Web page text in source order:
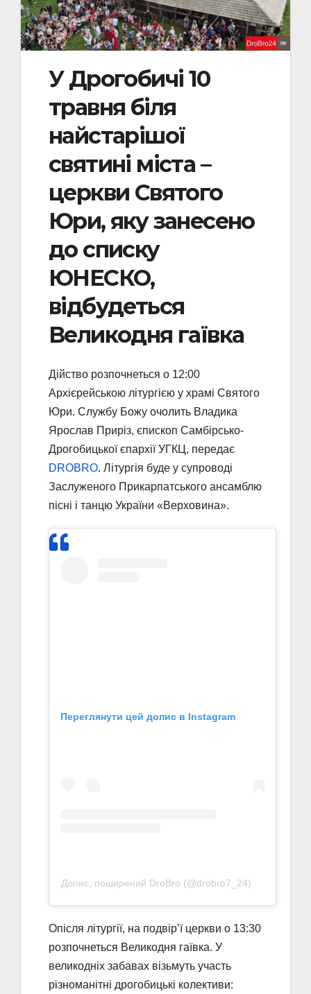
У Дрогобичі 10
травня біля
найстарішої
святині міста –
церкви Святого
Юри, яку занесено
до списку
ЮНЕСКО,
відбудеться
Великодня гаївка
Дійство розпочнеться о 12:00
Архієрейською літургією у храмі Святого
Юри. Службу Божу очолить Владика
Ярослав Приріз, єпископ Самбірсько-
Дрогобицької єпархії УГКЦ, передає
DROBRO. Літургія буде у супроводі
Заслуженого Прикарпатського ансамблю
пісні і танцю України «Верховина».
Переглянути цей допис в Instagram
Допис, поширений DroBro (@drobro7_24)
Опісля літургії, на подвірʼї церкви о 13:30
розпочнеться Великодня гаївка. У
великодніх забавах візьмуть участь
різноманітні дрогобицькі колективи: